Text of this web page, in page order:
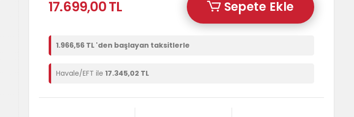
17.699,00 TL Sepete Ekle
1.966,56 TL 'den başlayan taksitlerle
Havale/EFT ile 17.345,02 TL